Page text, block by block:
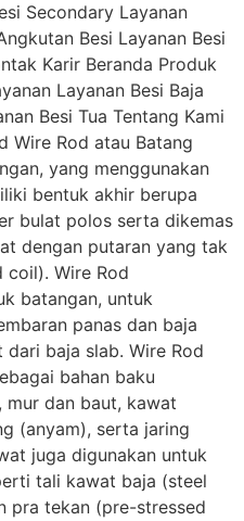
Secondary Layanan
Besi Layanan Besi
Karir Beranda Produk
Layanan Besi Baja
Besi Tua Tentang Kami
Wire Rod atau Batang
yang menggunakan
bentuk akhir berupa
bulat polos serta dikemas
dengan putaran yang tak
coil). Wire Rod
batangan, untuk
panas dan baja
baja slab. Wire Rod
bahan baku
mur dan baut, kawat
(anyam), serta jaring
juga digunakan untuk
tali kawat baja (steel
pra tekan (pre-stressed